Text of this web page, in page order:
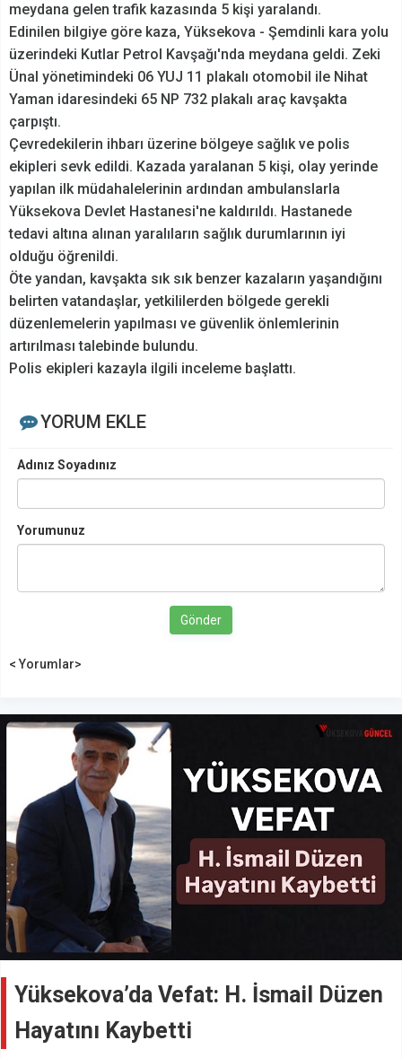
meydana gelen trafik kazasında 5 kişi yaralandı.
Edinilen bilgiye göre kaza, Yüksekova - Şemdinli kara yolu
üzerindeki Kutlar Petrol Kavşağı'nda meydana geldi. Zeki
Ünal yönetimindeki 06 YUJ 11 plakalı otomobil ile Nihat
Yaman idaresindeki 65 NP 732 plakalı araç kavşakta
çarpıştı.
Çevredekilerin ihbarı üzerine bölgeye sağlık ve polis
ekipleri sevk edildi. Kazada yaralanan 5 kişi, olay yerinde
yapılan ilk müdahalelerinin ardından ambulanslarla
Yüksekova Devlet Hastanesi'ne kaldırıldı. Hastanede
tedavi altına alınan yaralıların sağlık durumlarının iyi
olduğu öğrenildi.
Öte yandan, kavşakta sık sık benzer kazaların yaşandığını
belirten vatandaşlar, yetkililerden bölgede gerekli
düzenlemelerin yapılması ve güvenlik önlemlerinin
artırılması talebinde bulundu.
Polis ekipleri kazayla ilgili inceleme başlattı.
YORUM EKLE
Adınız Soyadınız
Yorumunuz
Gönder
< Yorumlar>
Yüksekova’da Vefat: H. İsmail Düzen
Hayatını Kaybetti